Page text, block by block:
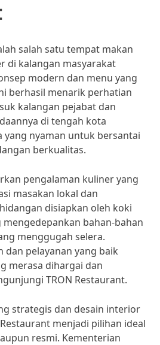
salah satu tempat makan
di kalangan masyarakat
modern dan menu yang
berhasil menarik perhatian
kalangan pejabat dan
di tengah kota
yang nyaman untuk bersantai
berkualitas.
pengalaman kuliner yang
masakan lokal dan
disiapkan oleh koki
bahan-bahan
menggugah selera.
pelayanan yang baik
merasa dihargai dan
TRON Restaurant.
strategis dan desain interior
menjadi pilihan ideal
resmi. Kementerian